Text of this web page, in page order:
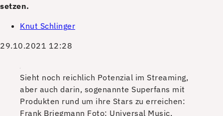
setzen.
Knut Schlinger
29.10.2021 12:28
Sieht noch reichlich Potenzial im Streaming,
aber auch darin, sogenannte Superfans mit
Produkten rund um ihre Stars zu erreichen:
Frank Briegmann Foto: Universal Music,